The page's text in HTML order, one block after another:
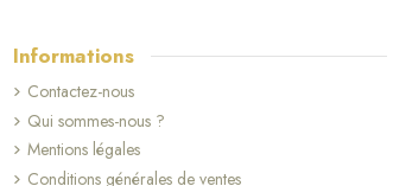
Informations
Contactez-nous
Qui sommes-nous ?
Mentions légales
Conditions générales de ventes